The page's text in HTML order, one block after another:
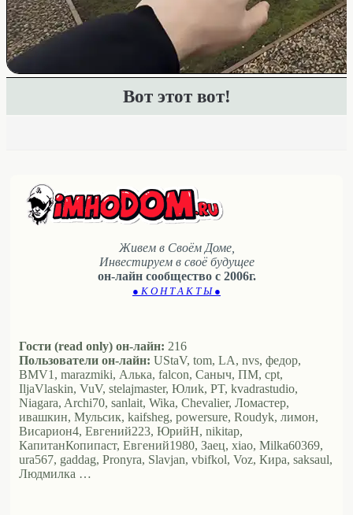
Вот этот вот!
Живем в Своём Доме,
Инвестируем в своё будущее
он-лайн сообщество с 2006г.
● К О Н Т А К Т Ы ●
Гости (read only) он-лайн: 216
Пользователи он-лайн: UStaV, tom, LA, nvs, федор,
BMV1, marazmiki, Алька, falcon, Саныч, ПМ, cpt,
IljaVlaskin, VuV, stelajmaster, Юлиk, PT, kvadrastudio,
Niagara, Archi70, sanlait, Wika, Chevalier, Ломастер,
ивашкин, Мульсик, kaifsheg, powersure, Roudyk, лимон,
Висариoн4, Евгений223, ЮрийН, nikitap,
КапитанКопипаст, Евгений1980, Заец, xiao, Milka60369,
ura567, gaddag, Pronyra, Slavjan, vbifkol, Voz, Кира, saksaul,
Людмилка …